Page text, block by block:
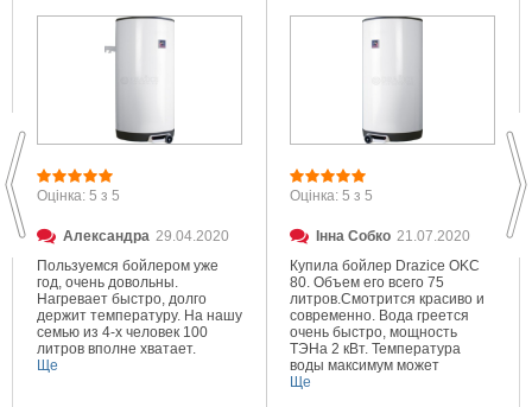
Оцінка: 5 з 5
Александра 29.04.2020
Пользуемся бойлером уже
год, очень довольны.
Нагревает быстро, долго
держит температуру. На нашу
семью из 4-х человек 100
литров вполне хватает.
Ще
Оцінка: 5 з 5
Інна Собко 21.07.2020
Купила бойлер Drazice OKC
80. Объем его всего 75
литров.Смотрится красиво и
современно. Вода греется
очень быстро, мощность
ТЭНа 2 кВт. Температура
воды максимум может
составлять 80 градусов.
Ще